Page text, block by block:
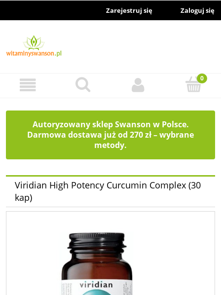
Zarejestruj się Zaloguj się
Autoryzowany sklep Swanson w Polsce.
Darmowa dostawa już od 270 zł – wybrane
metody.
Viridian High Potency Curcumin Complex (30
kap)